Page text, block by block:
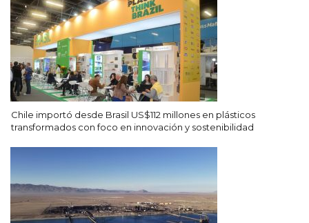
Chile importó desde Brasil US$112 millones en plásticos
transformados con foco en innovación y sostenibilidad